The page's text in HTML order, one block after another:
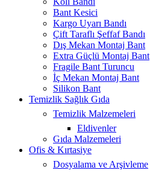
Bant Kesici
Kargo Uyarı Bandı
Çift Taraflı Şeffaf Bandı
Dış Mekan Montaj Bant
Extra Güçlü Montaj Bant
Fragile Bant Turuncu
İç Mekan Montaj Bant
Silikon Bant
Temizlik Sağlık Gıda
Temizlik Malzemeleri
Eldivenler
Gıda Malzemeleri
Ofis & Kırtasiye
Dosyalama ve Arşivleme